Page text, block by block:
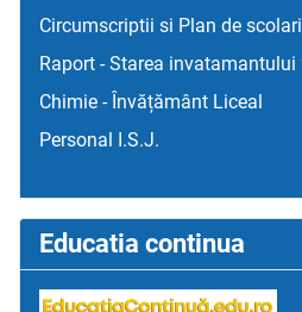
Circumscriptii si Plan de
Raport - Starea invatamantului
Chimie - Învățământ Liceal
Personal I.S.J.
Educatia continua